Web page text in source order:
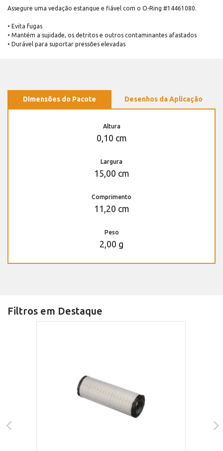
Assegure uma vedação estanque e fiável com o O-Ring #14461080.
• Evita fugas
• Mantém a sujidade, os detritos e outros contaminantes afastados
• Durável para suportar pressões elevadas
Dimensões do Pacote Desenhos da Aplicação
Altura
0,10 cm
Largura
15,00 cm
Comprimento
11,20 cm
Peso
2,00 g
Filtros em Destaque